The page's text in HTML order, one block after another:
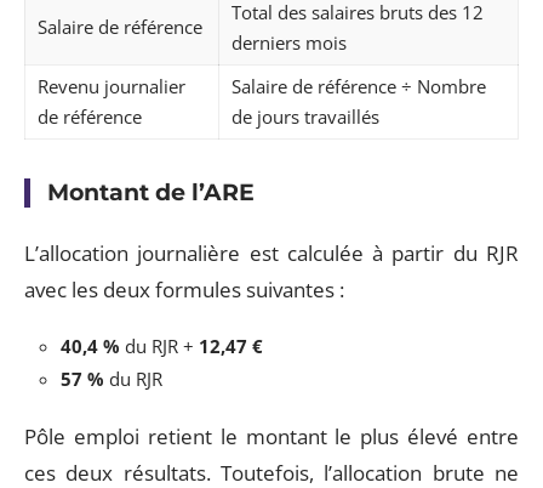
Salaire de référence
Total des salaires bruts des 12
derniers mois
Revenu journalier
de référence
Salaire de référence ÷ Nombre
de jours travaillés
Montant de l’ARE
L’allocation journalière est calculée à partir du RJR
avec les deux formules suivantes :
40,4 % du RJR + 12,47 €
57 % du RJR
Pôle emploi retient le montant le plus élevé entre
ces deux résultats. Toutefois, l’allocation brute ne